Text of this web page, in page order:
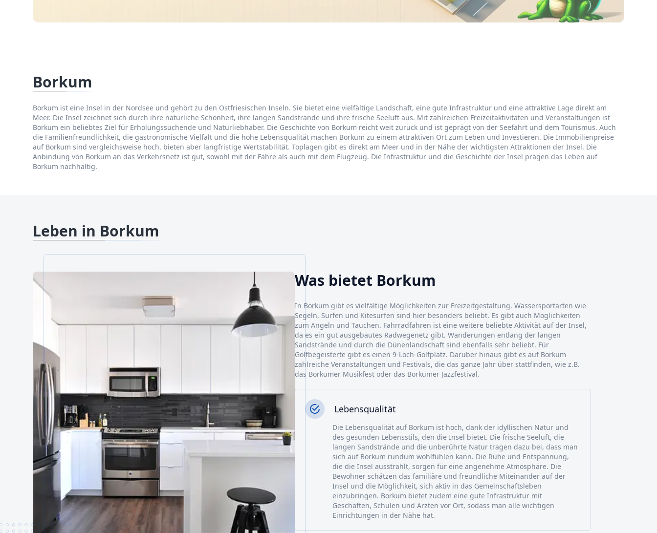
Borkum
Borkum ist eine Insel in der Nordsee und gehört zu den Ostfriesischen Inseln. Sie bietet eine vielfältige Landschaft, eine gute Infrastruktur und eine attraktive Lage direkt am
Meer. Die Insel zeichnet sich durch ihre natürliche Schönheit, ihre langen Sandstrände und ihre frische Seeluft aus. Mit zahlreichen Freizeitaktivitäten und Veranstaltungen ist
Borkum ein beliebtes Ziel für Erholungssuchende und Naturliebhaber. Die Geschichte von Borkum reicht weit zurück und ist geprägt von der Seefahrt und dem Tourismus. Auch
die Familienfreundlichkeit, die gastronomische Vielfalt und die hohe Lebensqualität machen Borkum zu einem attraktiven Ort zum Leben und Investieren. Die Immobilienpreise
auf Borkum sind vergleichsweise hoch, bieten aber langfristige Wertstabilität. Toplagen gibt es direkt am Meer und in der Nähe der wichtigsten Attraktionen der Insel. Die
Anbindung von Borkum an das Verkehrsnetz ist gut, sowohl mit der Fähre als auch mit dem Flugzeug. Die Infrastruktur und die Geschichte der Insel prägen das Leben auf
Borkum nachhaltig.
Leben in Borkum
Was bietet Borkum
In Borkum gibt es vielfältige Möglichkeiten zur Freizeitgestaltung. Wassersportarten wie
Segeln, Surfen und Kitesurfen sind hier besonders beliebt. Es gibt auch Möglichkeiten
zum Angeln und Tauchen. Fahrradfahren ist eine weitere beliebte Aktivität auf der Insel,
da es ein gut ausgebautes Radwegenetz gibt. Wanderungen entlang der langen
Sandstrände und durch die Dünenlandschaft sind ebenfalls sehr beliebt. Für
Golfbegeisterte gibt es einen 9-Loch-Golfplatz. Darüber hinaus gibt es auf Borkum
zahlreiche Veranstaltungen und Festivals, die das ganze Jahr über stattfinden, wie z.B.
das Borkumer Musikfest oder das Borkumer Jazzfestival.
Lebensqualität
Die Lebensqualität auf Borkum ist hoch, dank der idyllischen Natur und
des gesunden Lebensstils, den die Insel bietet. Die frische Seeluft, die
langen Sandstrände und die unberührte Natur tragen dazu bei, dass man
sich auf Borkum rundum wohlfühlen kann. Die Ruhe und Entspannung,
die die Insel ausstrahlt, sorgen für eine angenehme Atmosphäre. Die
Bewohner schätzen das familiäre und freundliche Miteinander auf der
Insel und die Möglichkeit, sich aktiv in das Gemeinschaftsleben
einzubringen. Borkum bietet zudem eine gute Infrastruktur mit
Geschäften, Schulen und Ärzten vor Ort, sodass man alle wichtigen
Einrichtungen in der Nähe hat.